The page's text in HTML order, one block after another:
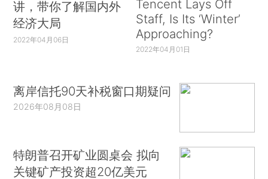
讲，带你了解国内外
经济大局
2022年04月06日
Tencent Lays Off
Staff, Is Its ‘Winter’
Approaching?
2022年04月01日
离岸信托90天补税窗口期疑问
2026年08月08日
特朗普召开矿业圆桌会 拟向
关键矿产投资超20亿美元